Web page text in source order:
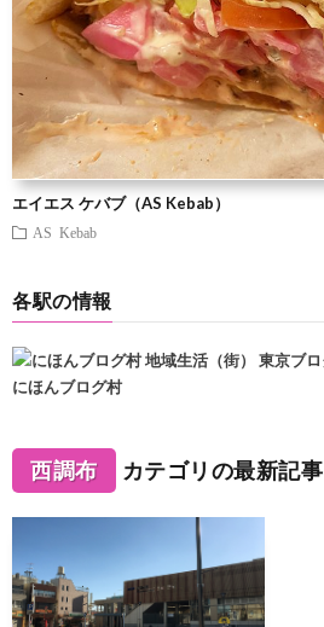
エイエス ケバブ（AS Kebab）
AS Kebab
各駅の情報
にほんブログ村
西調布 カテゴリの最新記事